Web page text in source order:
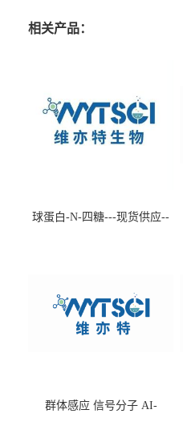
相关产品：
球蛋白-N-四糖---现货供应--
群体感应 信号分子 AI-